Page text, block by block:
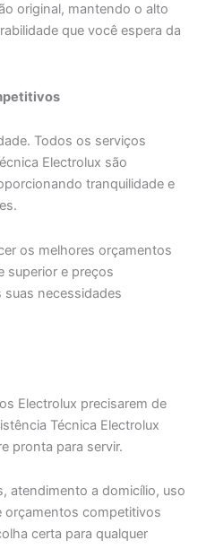
original, mantendo o alto
que você espera da
Todos os serviços
Electrolux são
tranquilidade e
os melhores orçamentos
superior e preços
necessidades
Electrolux precisarem de
Técnica Electrolux
pronta para servir.
atendimento a domicílio, uso
orçamentos competitivos
certa para qualquer